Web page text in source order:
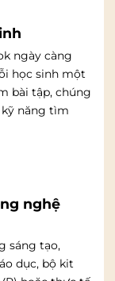
ngày càng
học sinh một
bài tập, chúng
năng tìm
nghệ
sáng tạo,
dục, bộ kit